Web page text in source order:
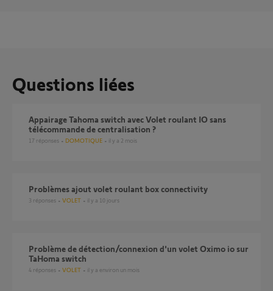
Questions liées
Appairage Tahoma switch avec Volet roulant IO sans
télécommande de centralisation ?
17 réponses DOMOTIQUE il y a 2 mois
Problèmes ajout volet roulant box connectivity
3 réponses VOLET il y a 10 jours
Problème de détection/connexion d'un volet Oximo io sur
TaHoma switch
4 réponses VOLET il y a environ un mois